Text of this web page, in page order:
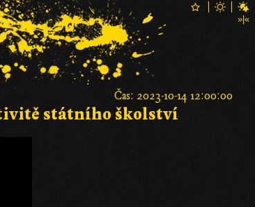
Čas: 2023-10-14 12:00:00
státního školství